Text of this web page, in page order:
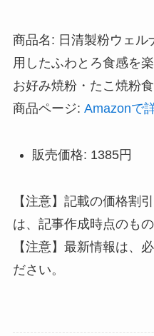
商品名: 日清製粉ウェル
用したふわとろ食感を
お好み焼粉・たこ焼粉
商品ページ: Amazonで
販売価格: 1385円
【注意】記載の価格割
は、記事作成時点のもの
【注意】最新情報は、
ださい。